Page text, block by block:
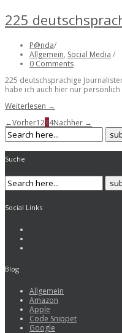
225
P@nda/
Allgemein, Social Media /
0 Comments
225 deutschsprachige
habe ich auch hier nur
Weiterlesen →
←Vorher1234Nachher →
Suche
Social Links
Blog
Allgemein
Amazon
Apple
Code Snippet
Google